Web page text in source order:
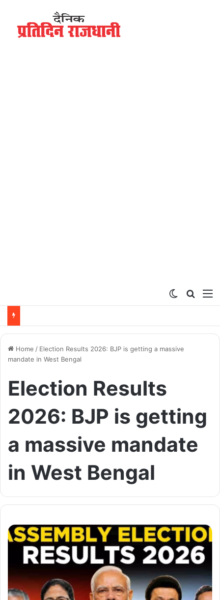
Switch skin
Home / Election Results 2026: BJP is getting a massive
mandate in West Bengal
Election Results
2026: BJP is getting
a massive mandate
in West Bengal